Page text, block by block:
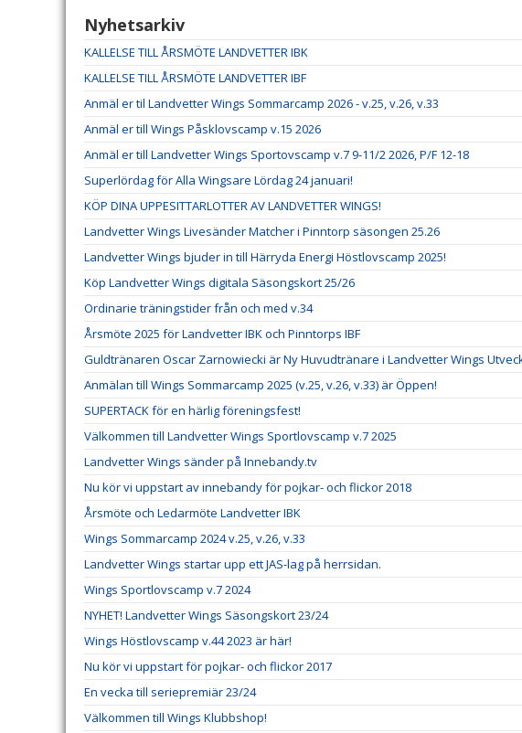
Nyhetsarkiv
KALLELSE TILL ÅRSMÖTE LANDVETTER IBK
KALLELSE TILL ÅRSMÖTE LANDVETTER IBF
Anmäl er til Landvetter Wings Sommarcamp 2026 - v.25, v.26, v.33
Anmäl er till Wings Påsklovscamp v.15 2026
Anmäl er till Landvetter Wings Sportovscamp v.7 9-11/2 2026, P/F 12-18
Superlördag för Alla Wingsare Lördag 24 januari!
KÖP DINA UPPESITTARLOTTER AV LANDVETTER WINGS!
Landvetter Wings Livesänder Matcher i Pinntorp säsongen 25.26
Landvetter Wings bjuder in till Härryda Energi Höstlovscamp 2025!
Köp Landvetter Wings digitala Säsongskort 25/26
Ordinarie träningstider från och med v.34
Årsmöte 2025 för Landvetter IBK och Pinntorps IBF
Guldtränaren Oscar Zarnowiecki är Ny Huvudtränare i Landvetter Wings
Anmälan till Wings Sommarcamp 2025 (v.25, v.26, v.33) är Öppen!
SUPERTACK för en härlig föreningsfest!
Välkommen till Landvetter Wings Sportlovscamp v.7 2025
Landvetter Wings sänder på Innebandy.tv
Nu kör vi uppstart av innebandy för pojkar- och flickor 2018
Årsmöte och Ledarmöte Landvetter IBK
Wings Sommarcamp 2024 v.25, v.26, v.33
Landvetter Wings startar upp ett JAS-lag på herrsidan.
Wings Sportlovscamp v.7 2024
NYHET! Landvetter Wings Säsongskort 23/24
Wings Höstlovscamp v.44 2023 är här!
Nu kör vi uppstart för pojkar- och flickor 2017
En vecka till seriepremiär 23/24
Välkommen till Wings Klubbshop!